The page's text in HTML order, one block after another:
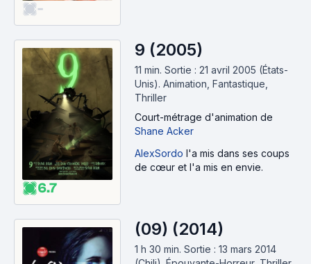
-
6.7
9 (2005)
11 min. Sortie : 21 avril 2005 (États-
Unis). Animation, Fantastique,
Thriller
Court-métrage d'animation de
Shane Acker
AlexSordo l'a mis dans ses coups
de cœur et l'a mis en envie.
(09) (2014)
1 h 30 min. Sortie : 13 mars 2014